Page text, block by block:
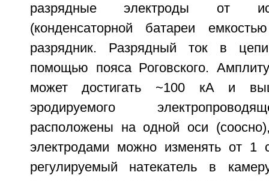
разрядные электроды от
(конденсаторной батареи
разрядник. Разрядный ток в
помощью пояса Роговского.
может достигать ~100 кА и
эродируемого
расположены на одной оси
электродами можно изменять от
регулируемый натекатель в